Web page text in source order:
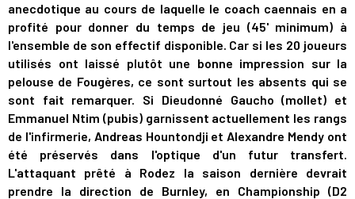
anecdotique au cours de laquelle le coach caennais en a
profité pour donner du temps de jeu (45' minimum) à
l'ensemble de son effectif disponible. Car si les 20 joueurs
utilisés ont laissé plutôt une bonne impression sur la
pelouse de Fougères, ce sont surtout les absents qui se
sont fait remarquer. Si Dieudonné Gaucho (mollet) et
Emmanuel Ntim (pubis) garnissent actuellement les rangs
de l'infirmerie, Andreas Hountondji et Alexandre Mendy ont
été préservés dans l'optique d'un futur transfert.
L'attaquant prêté à Rodez la saison dernière devrait
prendre la direction de Burnley, en Championship (D2